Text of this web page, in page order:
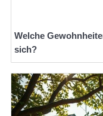
Welche
sich?